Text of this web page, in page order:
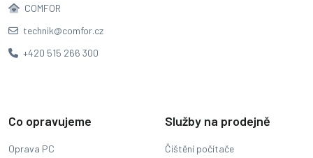
COMFOR
technik@comfor.cz
+420 515 266 300
Co opravujeme
Oprava PC
Služby na prodejně
Čištění počítače